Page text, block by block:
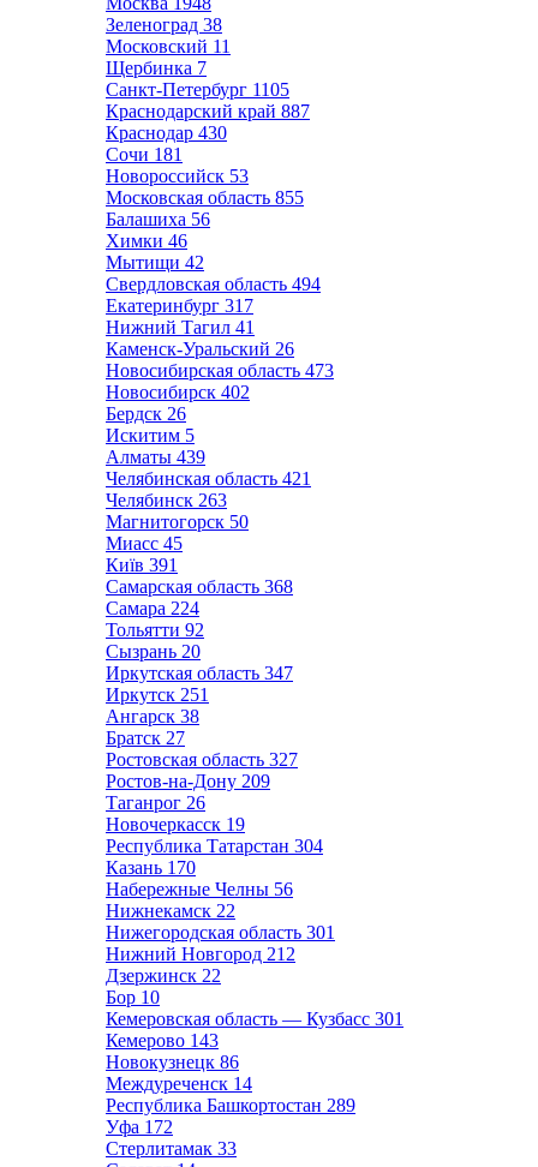
Зеленоград 38
Московский 11
Щербинка 7
Санкт-Петербург 1105
Краснодарский край 887
Краснодар 430
Сочи 181
Новороссийск 53
Московская область 855
Балашиха 56
Химки 46
Мытищи 42
Свердловская область 494
Екатеринбург 317
Нижний Тагил 41
Каменск-Уральский 26
Новосибирская область 473
Новосибирск 402
Бердск 26
Искитим 5
Алматы 439
Челябинская область 421
Челябинск 263
Магнитогорск 50
Миасс 45
Київ 391
Самарская область 368
Самара 224
Тольятти 92
Сызрань 20
Иркутская область 347
Иркутск 251
Ангарск 38
Братск 27
Ростовская область 327
Ростов-на-Дону 209
Таганрог 26
Новочеркасск 19
Республика Татарстан 304
Казань 170
Набережные Челны 56
Нижнекамск 22
Нижегородская область 301
Нижний Новгород 212
Дзержинск 22
Бор 10
Кемеровская область — Кузбасс 301
Кемерово 143
Новокузнецк 86
Междуреченск 14
Республика Башкортостан 289
Уфа 172
Стерлитамак 33